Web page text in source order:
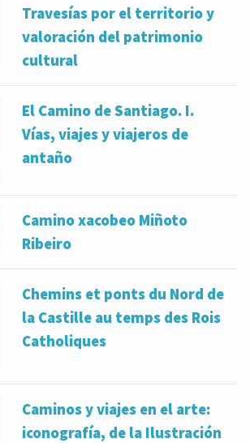
Travesías por el territorio y
valoración del patrimonio
cultural
El Camino de Santiago. I.
Vías, viajes y viajeros de
antaño
Camino xacobeo Miñoto
Ribeiro
Chemins et ponts du Nord de
la Castille au temps des Rois
Catholiques
Caminos y viajes en el arte:
iconografía, de la Ilustración